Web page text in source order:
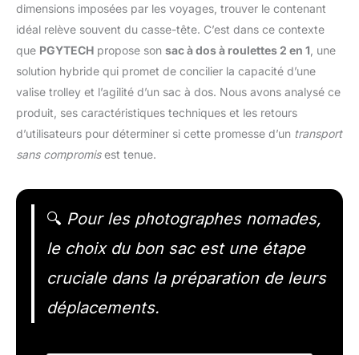
dimensions imposées par les voyages, trouver le contenant
idéal relève souvent du casse-tête. C’est dans ce contexte
que PGYTECH propose son sac à dos à roulettes 2 en 1 , une
solution hybride qui promet de concilier la capacité d’une
valise trolley et l’agilité d’un sac à dos. Nous avons analysé ce
produit, ses caractéristiques techniques et les retours
d’utilisateurs pour déterminer si cette promesse d’un transport
sans compromisest tenue.
🔍 Pour les photographes nomades,
le choix du bon sac est une étape
cruciale dans la préparation de leurs
déplacements.